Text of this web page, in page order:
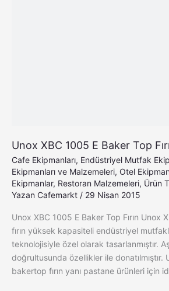
Unox XBC 1005 E Baker Top
Cafe Ekipmanları, Endüstriyel Mutfak
Ekipmanları ve Malzemeleri, Otel
Ekipmanlar, Restoran Malzemeleri, Ürün
Yazan Cafemarkt / 29 Nisan 2015
Unox XBC 1005 E Baker Top Fırın Unox
fırın yüksek kapasiteli endüstriyel
teknolojisiyle özel olarak tasarlanmıştır.
doğrultusunda özellikler ile donatılmıştır.
bakertop fırın yanı pastane ürünleri için